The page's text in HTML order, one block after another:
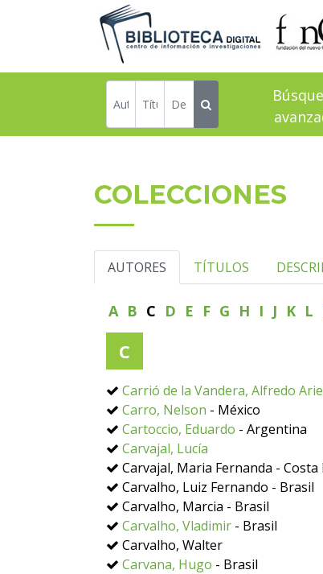
COLECCIONES
AUTORES TÍTULOS
A B C D E F G H I J K L
C
Carrió de la Vandera, Alfredo
Carro, Nelson - México
Cartoccio, Eduardo - Argentina
Carvajal, Lucía
Carvajal, Maria Fernanda - Costa
Carvalho, Luiz Fernando - Brasil
Carvalho, Marcia - Brasil
Carvalho, Vladimir - Brasil
Carvalho, Walter
Carvana, Hugo - Brasil